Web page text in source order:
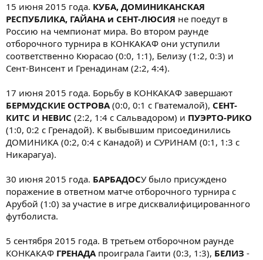
15 июня 2015 года. КУБА, ДОМИНИКАНСКАЯ
РЕСПУБЛИКА, ГАЙАНА и СЕНТ-ЛЮСИЯ не поедут в
Россию на чемпионат мира. Во втором раунде
отборочного турнира в КОНКАКАФ они уступили
соответственно Кюрасао (0:0, 1:1), Белизу (1:2, 0:3) и
Сент-Винсент и Гренадинам (2:2, 4:4).
17 июня 2015 года. Борьбу в КОНКАКАФ завершают
БЕРМУДСКИЕ ОСТРОВА(0:0, 0:1 с Гватемалой), СЕНТ-
КИТС И НЕВИС (2:2, 1:4 с Сальвадором) и ПУЭРТО-РИКО
(1:0, 0:2 с Гренадой). К выбывшим присоединились
ДОМИНИКА (0:2, 0:4 с Канадой) и СУРИНАМ (0:1, 1:3 с
Никарагуа).
30 июня 2015 года. БАРБАДОСУ было присуждено
поражение в ответном матче отборочного турнира с
Арубой (1:0) за участие в игре дисквалифицированного
футболиста.
5 сентября 2015 года. В третьем отборочном раунде
КОНКАКАФ ГРЕНАДАпроиграла Гаити (0:3, 1:3), БЕЛИЗ -